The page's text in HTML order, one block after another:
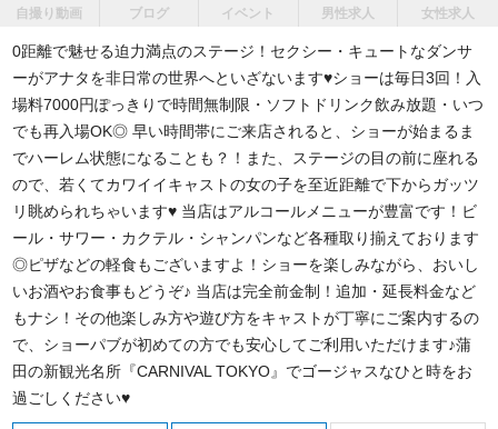
自撮り動画 ブログ イベント 男性求人 女性求人
0距離で魅せる迫力満点のステージ！セクシー・キュートなダンサ
ーがアナタを非日常の世界へといざないます♥ショーは毎日3回！入
場料7000円ぽっきりで時間無制限・ソフトドリンク飲み放題・いつ
でも再入場OK◎ 早い時間帯にご来店されると、ショーが始まるま
でハーレム状態になることも？！また、ステージの目の前に座れる
ので、若くてカワイイキャストの女の子を至近距離で下からガッツ
リ眺められちゃいます♥ 当店はアルコールメニューが豊富です！ビ
ール・サワー・カクテル・シャンパンなど各種取り揃えております
◎ピザなどの軽食もございますよ！ショーを楽しみながら、おいし
いお酒やお食事もどうぞ♪ 当店は完全前金制！追加・延長料金など
もナシ！その他楽しみ方や遊び方をキャストが丁寧にご案内するの
で、ショーパブが初めての方でも安心してご利用いただけます♪蒲
田の新観光名所『CARNIVAL TOKYO』でゴージャスなひと時をお
過ごしください♥